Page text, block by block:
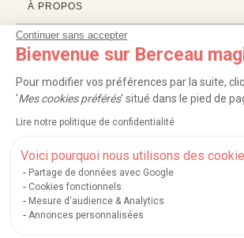
Continuer sans accepter
Bienvenue sur Berceau
Pour modifier vos préférences par la suite,
'Mes cookies préférés' situé dans le pied de
Lire notre politique de confidentialité
Voici pourquoi nous utilisons des
Partage de données avec Google
Cookies fonctionnels
Mesure d'audience & Analytics
Annonces personnalisées
À PROPOS
PROFESSIONNELS
LISTES CADEAUX
Service après-vente| FAQ |Rappels de produits|
Mentions légales et crédits Conditions générales de
Nos moyens de paiement